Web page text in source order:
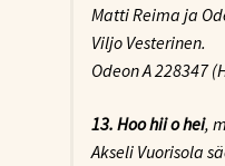
Matti Reima ja
Viljo Vesterinen.
Odeon A 228347
13. Hoo hii o hei,
Akseli Vuorisola